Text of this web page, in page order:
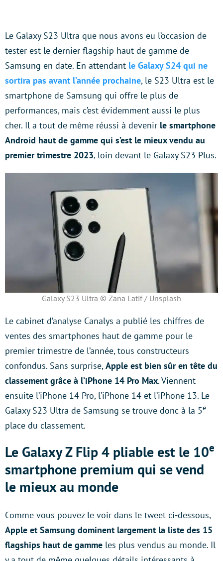
Le Galaxy S23 Ultra que nous avons eu l’occasion de
tester est le dernier flagship haut de gamme de
Samsung en date. En attendant le Galaxy S24 qui ne
sortira pas avant l’année prochaine, le S23 Ultra est le
smartphone de Samsung qui offre le plus de
performances, mais c’est évidemment aussi le plus
cher. Il a tout de même réussi à devenir le smartphone
Android haut de gamme qui s’est le mieux vendu au
premier trimestre 2023, loin devant le Galaxy S23 Plus.
Galaxy S23 Ultra © Zana Latif / Unsplash
Le cabinet d’analyse Canalys a publié les chiffres de
ventes des smartphones haut de gamme pour le
premier trimestre de l’année, tous constructeurs
confondus. Sans surprise,Apple est bien sûr en tête du
classement grâce à l’iPhone 14 Pro Max. Viennent
ensuite l’iPhone 14 Pro, l’iPhone 14 et l’iPhone 13. Le
Galaxy S23 Ultra de Samsung se trouve donc à la 5e
place du classement.
Le Galaxy Z Flip 4 pliable est le 10e
smartphone premium qui se vend
le mieux au monde
Comme vous pouvez le voir dans le tweet ci-dessous,
Apple et Samsung dominent largement la liste des 15
flagships haut de gamme les plus vendus au monde. Il